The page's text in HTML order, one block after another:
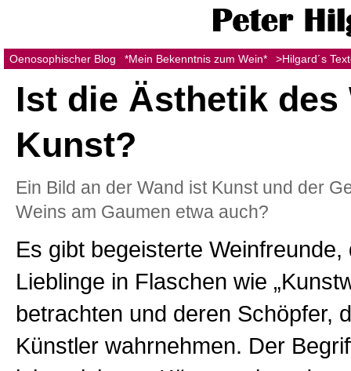
Oenosophischer Blog *Mein Bekenntnis zum Wein* >Hilgard´s
Ist die Ästhetik des
Kunst?
Ein Bild an der Wand ist Kunst und der
Weins am Gaumen etwa auch?
Es gibt begeisterte Weinfreunde,
Lieblinge in Flaschen wie
betrachten und deren Schöpfer,
Künstler wahrnehmen. Der